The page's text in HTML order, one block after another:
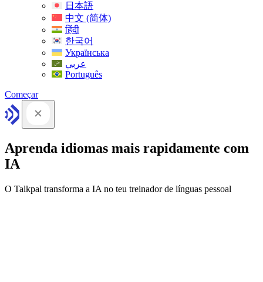
日本語
中文 (简体)
हिंदी
한국어
Українська
عربي
Português
Começar
Aprenda idiomas mais rapidamente com
IA
O Talkpal transforma a IA no teu treinador de línguas pessoal